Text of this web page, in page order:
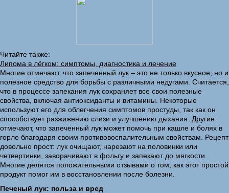
Читайте также:
Липома в лёгком: симптомы, диагностика и лечение
Многие отмечают, что запеченный лук – это не только вкусное, но и
полезное средство для борьбы с различными недугами. Считается,
что в процессе запекания лук сохраняет все свои полезные
свойства, включая антиоксиданты и витамины. Некоторые
используют его для облегчения симптомов простуды, так как он
способствует разжижению слизи и улучшению дыхания. Другие
отмечают, что запеченный лук может помочь при кашле и болях в
горле благодаря своим противовоспалительным свойствам. Рецепт
довольно прост: лук очищают, нарезают на половинки или
четвертинки, заворачивают в фольгу и запекают до мягкости.
Многие делятся положительными отзывами о том, как этот простой
продукт помог им в восстановлении после болезни.
Печеный лук: польза и вред